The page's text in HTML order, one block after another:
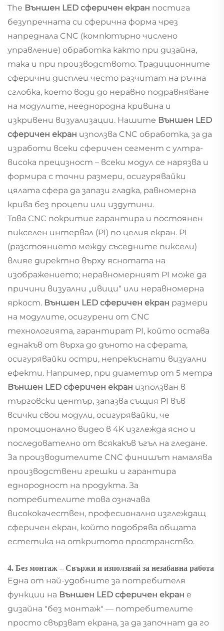
The Външен LED сферичен екран постига
безупречната си сферична форма чрез
напреднала CNC (компютърно числено
управление) обработка както при дизайна,
така и при производството. Традиционните
сферични дисплеи често разчитат на ръчна
сглобка, което води до неравно подравняване
на модулите, нееднородна кривина и
изкривени визуализации. Нашите Външен LED
сферичен екран използва CNC обработка, за да
изработи всеки сферичен сегмент с ултра-
висока прецизност – всеки модул се нарязва и
формира с точни размери, осигурявайки
цялата сфера да запази гладка, равномерна
крива без процепи или издутини.
Това CNC покритие гарантира и постоянен
пикселен интервал (PI) по целия екран. PI
(разстоянието между съседните пиксели)
влияе директно върху яснотата на
изображението; неравномерният PI може да
причини визуални „ивици“ или неравномерна
яркост. Външен LED сферичен екран размери
на модулите, осигурени от CNC
технологията, гарантират PI, който остава
еднакъв от върха до дъното на сферата,
осигурявайки остри, непрекъснати визуални
ефекти. Например, при диаметър от 5 метра
Външен LED сферичен екран използван в
търговски център, запазва същия PI във
всички свои модули, осигурявайки, че
промоционално видео в 4K изглежда ясно и
последователно от всякакъв ъгъл на гледане.
За производителите CNC финишът намалява
производствени грешки и гарантира
еднородност на продукта. За
потребителите това означава
висококачествен, професионално изглеждащ
сферичен екран, който подобрява общата
естетика на откритото пространство.
4. Без монтаж – Свържи и използвай за незабавна работа
Една от най-удобните за потребителя
функции на Външен LED сферичен екран е
дизайна "без монтаж" — потребителите
просто свързват екрана, за да започнат да го